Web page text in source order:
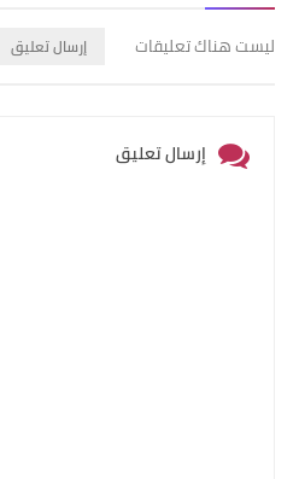
ليست هناك تعليقات إرسال تعليق
إرسال تعليق